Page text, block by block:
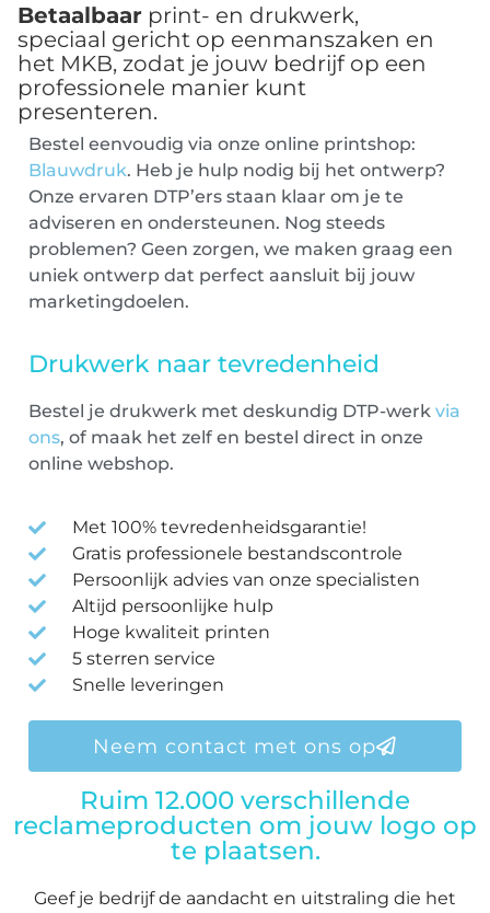
Betaalbaar print- en drukwerk,
speciaal gericht op eenmanszaken en
het MKB, zodat je jouw bedrijf op een
professionele manier kunt
presenteren.
Bestel eenvoudig via onze online printshop:
Blauwdruk. Heb je hulp nodig bij het ontwerp?
Onze ervaren DTP’ers staan klaar om je te
adviseren en ondersteunen. Nog steeds
problemen? Geen zorgen, we maken graag een
uniek ontwerp dat perfect aansluit bij jouw
marketingdoelen.
Drukwerk naar tevredenheid
Bestel je drukwerk met deskundig DTP-werk via
ons, of maak het zelf en bestel direct in onze
online webshop.
Met 100% tevredenheidsgarantie!
Gratis professionele bestandscontrole
Persoonlijk advies van onze specialisten
Altijd persoonlijke hulp
Hoge kwaliteit printen
5 sterren service
Snelle leveringen
Neem contact met ons op
Ruim 12.000 verschillende
reclameproducten om jouw logo op
te plaatsen.
Geef je bedrijf de aandacht en uitstraling die het